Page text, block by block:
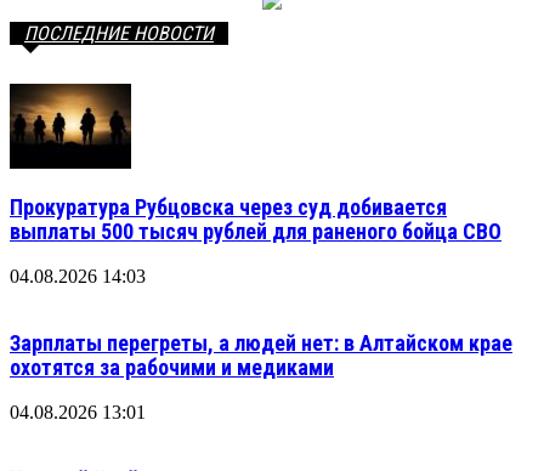
ПОСЛЕДНИЕ НОВОСТИ
Прокуратура Рубцовска через суд добивается
выплаты 500 тысяч рублей для раненого бойца СВО
04.08.2026 14:03
Зарплаты перегреты, а людей нет: в Алтайском крае
охотятся за рабочими и медиками
04.08.2026 13:01